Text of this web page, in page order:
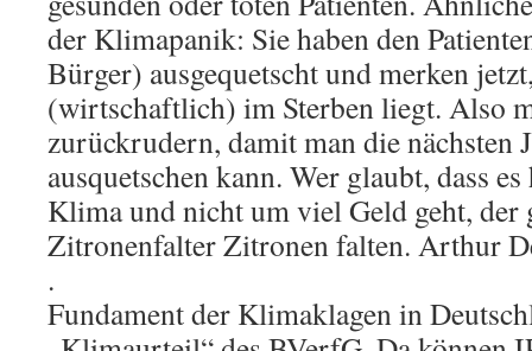
der Klimapanik: Sie haben den
Bürger) ausgequetscht und merken
(wirtschaftlich) im Sterben liegt. Also
zurückrudern, damit man die nächsten
ausquetschen kann. Wer glaubt, dass
Klima und nicht um viel Geld geht, der
Zitronenfalter Zitronen falten. Arthur
.
Fundament der Klimaklagen in